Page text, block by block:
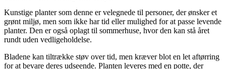
Kunstige planter som denne er velegnede til personer, der ønsker et
grønt miljø, men som ikke har tid eller mulighed for at passe levende
planter. Den er også oplagt til sommerhuse, hvor den kan stå året
rundt uden vedligeholdelse.
Bladene kan tiltrække støv over tid, men kræver blot en let aftørring
for at bevare deres udseende. Planten leveres med en potte, der